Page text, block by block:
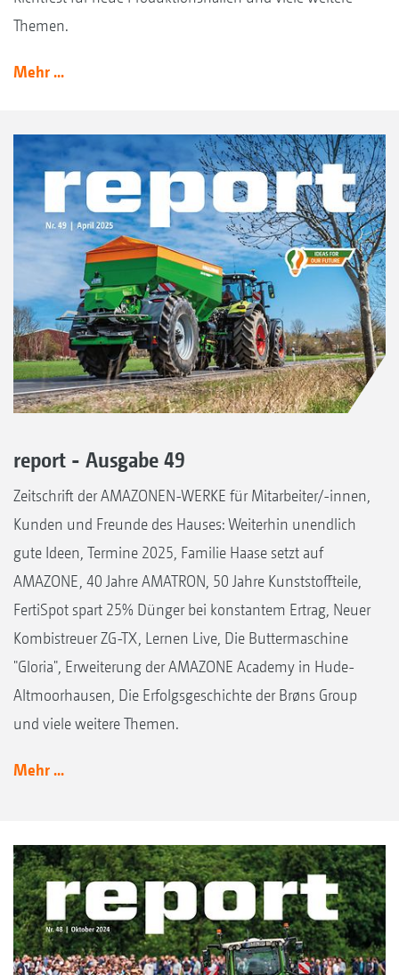
Themen.
Mehr ...
report - Ausgabe 49
Zeitschrift der AMAZONEN-WERKE für Mitarbeiter/-innen,
Kunden und Freunde des Hauses: Weiterhin unendlich
gute Ideen, Termine 2025, Familie Haase setzt auf
AMAZONE, 40 Jahre AMATRON, 50 Jahre Kunststoffteile,
FertiSpot spart 25% Dünger bei konstantem Ertrag, Neuer
Kombistreuer ZG-TX, Lernen Live, Die Buttermaschine
"Gloria", Erweiterung der AMAZONE Academy in Hude-
Altmoorhausen, Die Erfolgsgeschichte der Brøns Group
und viele weitere Themen.
Mehr ...